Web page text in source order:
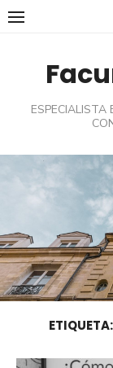
Skip
ESPECIALISTA
ETIQUETA: